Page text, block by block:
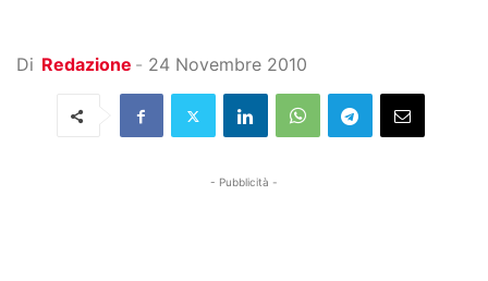
Di Redazione - 24 Novembre 2010
- Pubblicità -